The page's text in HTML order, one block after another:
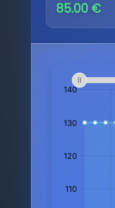
85.00 €